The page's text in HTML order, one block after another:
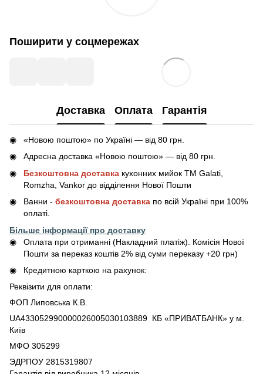
Поширити у соцмережах
Доставка Оплата Гарантія
«Новою поштою» по Україні — від 80 грн.
Адресна доставка «Новою поштою» — від 80 грн.
Безкоштовна доставка кухонних мийок ТМ Galati,
Romzha, Vankor до відділення Нової Пошти
Ванни - безкоштовна доставка по всій Україні при 100%
оплаті.
Більше інформації про доставку
Оплата при отриманні (Накладний платіж). Комісія Нової
Пошти за переказ коштів 2% від суми переказу +20 грн)
Кредитною карткою на рахунок:
Реквізити для оплати:
ФОП Липовська К.В.
UA433052990000026005030103889 КБ «ПРИВАТБАНК» у м.
Київ
МФО 305299
ЭДРПОУ 2815319807